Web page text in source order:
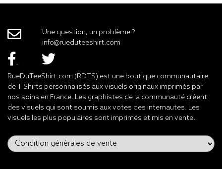
Une question, un problème ?
info@rueduteeshirt.com
RueDuTeeShirt.com (RDTS) est une boutique communautaire
de T-Shirts personnalisés aux visuels originaux imprimés par
nos soins en France. Les graphistes de la communauté créent
des visuels qui sont soumis aux votes des internautes. Les
visuels les plus populaires sont imprimés et mis en vente.